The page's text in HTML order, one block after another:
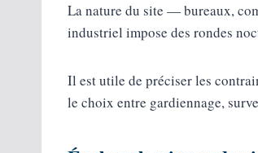
La nature du site — bureaux,
industriel impose des rondes
Il est utile de préciser les
le choix entre gardiennage,